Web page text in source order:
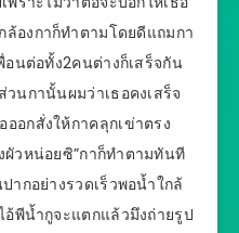
องกาก็ทำตามโดยดีแถมกา
อนต่อทั้ง2คนต่างก็เสร็จกัน
นกานั้นผมว่าเธอคงเสร็จ
อกสั่งให้กาคลุกเข่าตรง
วหน่อยซิ”กาก็ทำตามทันที
ากอย่างรวดเร็วพอน้ำใกล้
อ้พีน้ำกูจะแตกแล้วมึงถ่ายรูป